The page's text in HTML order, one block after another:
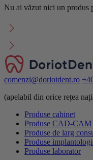
Nu ai văzut nici un produs
comenzi@doriotdent.ro
(apelabil din orice rețea
Produse cabinet
Produse CAD-CAM
Produse de larg
Produse
Produse laborator